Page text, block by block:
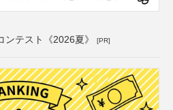
ンテスト《2026夏》 [PR]